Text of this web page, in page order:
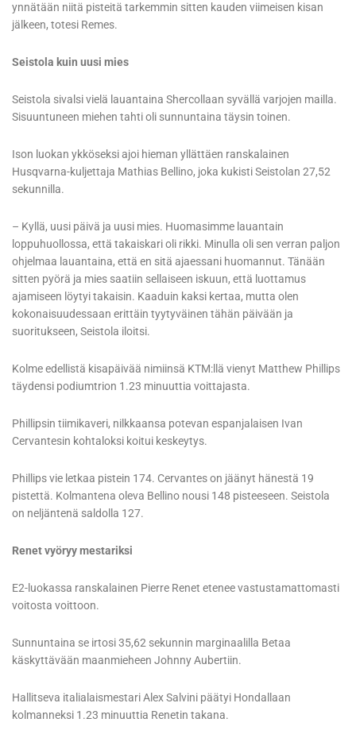
ynnätään niitä pisteitä tarkemmin sitten kauden viimeisen kisan
jälkeen, totesi Remes.
Seistola kuin uusi mies
Seistola sivalsi vielä lauantaina Shercollaan syvällä varjojen mailla.
Sisuuntuneen miehen tahti oli sunnuntaina täysin toinen.
Ison luokan ykköseksi ajoi hieman yllättäen ranskalainen
Husqvarna-kuljettaja Mathias Bellino, joka kukisti Seistolan 27,52
sekunnilla.
– Kyllä, uusi päivä ja uusi mies. Huomasimme lauantain
loppuhuollossa, että takaiskari oli rikki. Minulla oli sen verran paljon
ohjelmaa lauantaina, että en sitä ajaessani huomannut. Tänään
sitten pyörä ja mies saatiin sellaiseen iskuun, että luottamus
ajamiseen löytyi takaisin. Kaaduin kaksi kertaa, mutta olen
kokonaisuudessaan erittäin tyytyväinen tähän päivään ja
suoritukseen, Seistola iloitsi.
Kolme edellistä kisapäivää nimiinsä KTM:llä vienyt Matthew Phillips
täydensi podiumtrion 1.23 minuuttia voittajasta.
Phillipsin tiimikaveri, nilkkaansa potevan espanjalaisen Ivan
Cervantesin kohtaloksi koitui keskeytys.
Phillips vie letkaa pistein 174. Cervantes on jäänyt hänestä 19
pistettä. Kolmantena oleva Bellino nousi 148 pisteeseen. Seistola
on neljäntenä saldolla 127.
Renet vyöryy mestariksi
E2-luokassa ranskalainen Pierre Renet etenee vastustamattomasti
voitosta voittoon.
Sunnuntaina se irtosi 35,62 sekunnin marginaalilla Betaa
käskyttävään maanmieheen Johnny Aubertiin.
Hallitseva italialaismestari Alex Salvini päätyi Hondallaan
kolmanneksi 1.23 minuuttia Renetin takana.